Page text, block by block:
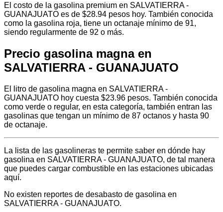
El costo de la gasolina premium en SALVATIERRA -
GUANAJUATO es de $28.94 pesos hoy. También conocida
como la gasolina roja, tiene un octanaje mínimo de 91,
siendo regularmente de 92 o más.
Precio gasolina magna en
SALVATIERRA - GUANAJUATO
El litro de gasolina magna en SALVATIERRA -
GUANAJUATO hoy cuesta $23.96 pesos. También conocida
como verde o regular, en esta categoría, también entran las
gasolinas que tengan un mínimo de 87 octanos y hasta 90
de octanaje.
La lista de las gasolineras te permite saber en dónde hay
gasolina en SALVATIERRA - GUANAJUATO, de tal manera
que puedes cargar combustible en las estaciones ubicadas
aquí.
No existen reportes de desabasto de gasolina en
SALVATIERRA - GUANAJUATO.